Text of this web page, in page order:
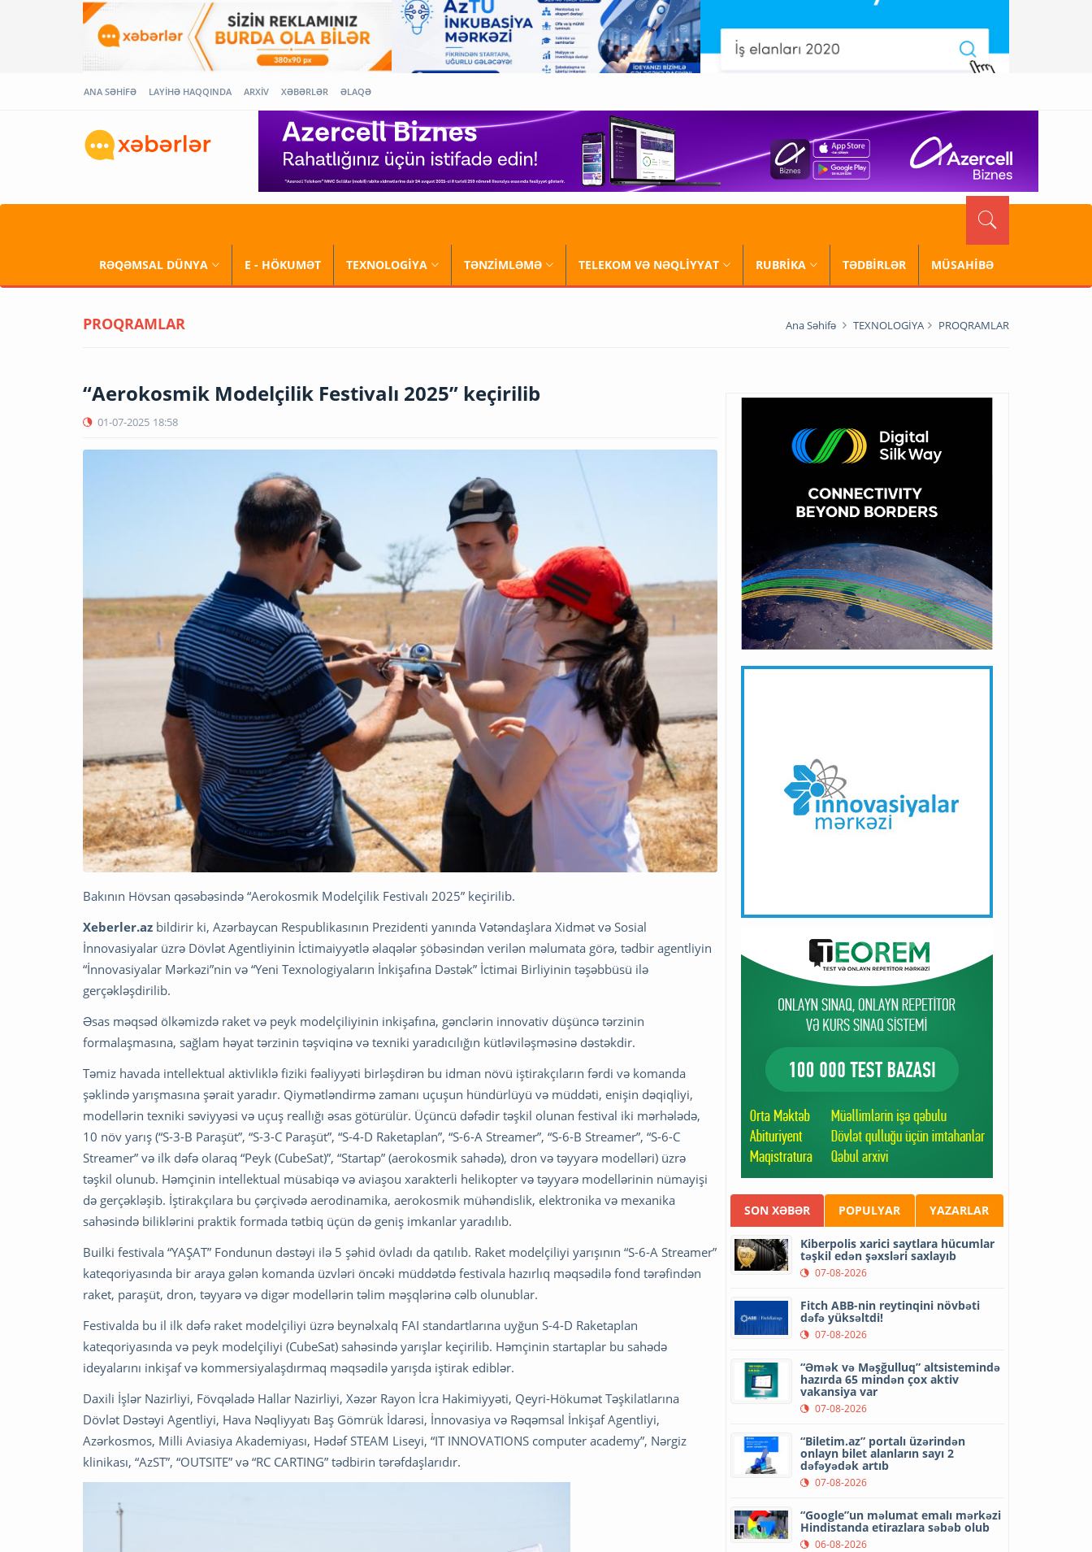
ANA SƏHİFƏ LAYİHƏ HAQQINDA ARXİV XƏBƏRLƏR ƏLAQƏ
RƏQƏMSAL DÜNYA E - HÖKUMƏT TEXNOLOGİYA TƏNZİMLƏMƏ TELEKOM VƏ NƏQLİYYAT RUBRİKA TƏDBİRLƏR MÜSAHİBƏ
PROQRAMLAR Ana Səhifə TEXNOLOGİYA PROQRAMLAR
“Aerokosmik Modelçilik Festivalı 2025” keçirilib
01-07-2025 18:58
Bakının Hövsan qəsəbəsində “Aerokosmik Modelçilik Festivalı 2025” keçirilib.
Xeberler.az bildirir ki, Azərbaycan Respublikasının Prezidenti yanında Vətəndaşlara Xidmət və Sosial
İnnovasiyalar üzrə Dövlət Agentliyinin İctimaiyyətlə əlaqələr şöbəsindən verilən məlumata görə, tədbir agentliyin
“İnnovasiyalar Mərkəzi”nin və “Yeni Texnologiyaların İnkişafına Dəstək” İctimai Birliyinin təşəbbüsü ilə
gerçəkləşdirilib.
Əsas məqsəd ölkəmizdə raket və peyk modelçiliyinin inkişafına, gənclərin innovativ düşüncə tərzinin
formalaşmasına, sağlam həyat tərzinin təşviqinə və texniki yaradıcılığın kütləviləşməsinə dəstəkdir.
Təmiz havada intellektual aktivliklə fiziki fəaliyyəti birləşdirən bu idman növü iştirakçıların fərdi və komanda
şəklində yarışmasına şərait yaradır. Qiymətləndirmə zamanı uçuşun hündürlüyü və müddəti, enişin dəqiqliyi,
modellərin texniki səviyyəsi və uçuş reallığı əsas götürülür. Üçüncü dəfədir təşkil olunan festival iki mərhələdə,
10 növ yarış (“S-3-B Paraşüt”, “S-3-C Paraşüt”, “S-4-D Raketaplan”, “S-6-A Streamer”, “S-6-B Streamer”, “S-6-C
Streamer” və ilk dəfə olaraq “Peyk (CubeSat)”, “Startap” (aerokosmik sahədə), dron və təyyarə modelləri) üzrə
təşkil olunub. Həmçinin intellektual müsabiqə və aviaşou xarakterli helikopter və təyyarə modellərinin nümayişi
də gerçəkləşib. İştirakçılara bu çərçivədə aerodinamika, aerokosmik mühəndislik, elektronika və mexanika
sahəsində biliklərini praktik formada tətbiq üçün də geniş imkanlar yaradılıb.
Builki festivala “YAŞAT” Fondunun dəstəyi ilə 5 şəhid övladı da qatılıb. Raket modelçiliyi yarışının “S-6-A Streamer”
kateqoriyasında bir araya gələn komanda üzvləri öncəki müddətdə festivala hazırlıq məqsədilə fond tərəfindən
raket, paraşüt, dron, təyyarə və digər modellərin təlim məşqlərinə cəlb olunublar.
Festivalda bu il ilk dəfə raket modelçiliyi üzrə beynəlxalq FAI standartlarına uyğun S-4-D Raketaplan
kateqoriyasında və peyk modelçiliyi (CubeSat) sahəsində yarışlar keçirilib. Həmçinin startaplar bu sahədə
ideyalarını inkişaf və kommersiyalaşdırmaq məqsədilə yarışda iştirak ediblər.
Daxili İşlər Nazirliyi, Fövqəladə Hallar Nazirliyi, Xəzər Rayon İcra Hakimiyyəti, Qeyri-Hökumət Təşkilatlarına
Dövlət Dəstəyi Agentliyi, Hava Nəqliyyatı Baş Gömrük İdarəsi, İnnovasiya və Rəqəmsal İnkişaf Agentliyi,
Azərkosmos, Milli Aviasiya Akademiyası, Hədəf STEAM Liseyi, “IT INNOVATIONS computer academy”, Nərgiz
klinikası, “AzST”, “OUTSITE” və “RC CARTING” tədbirin tərəfdaşlarıdır.
SON XƏBƏR POPULYAR YAZARLAR
Kiberpolis xarici saytlara hücumlar
təşkil edən şəxsləri saxlayıb
07-08-2026
Fitch ABB-nin reytinqini növbəti
dəfə yüksəltdi!
07-08-2026
“Əmək və Məşğulluq” altsistemində
hazırda 65 mindən çox aktiv
vakansiya var
07-08-2026
“Biletim.az” portalı üzərindən
onlayn bilet alanların sayı 2
dəfəyədək artıb
07-08-2026
“Google”un məlumat emalı mərkəzi
Hindistanda etirazlara səbəb olub
06-08-2026